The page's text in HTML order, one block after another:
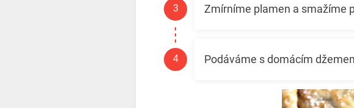
Zmírníme plamen a smažíme
Podáváme s domácím